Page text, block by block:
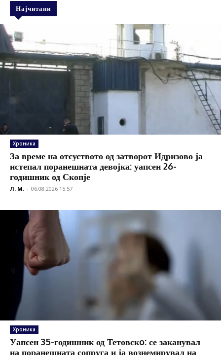
Најчитани
Хроника
За време на отсуството од затворот Идризово ја
истепал поранешната девојка: уапсен 26-
годишник од Скопје
Л. М. - 06.08.2026 15:57
Хроника
Уапсен 35-годишник од Тетовскo: се заканувал
на поранешната сопруга и ја вознемирувал на